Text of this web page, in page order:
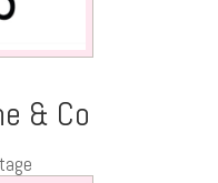
& Co